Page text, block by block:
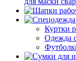
Куртки
Одежда